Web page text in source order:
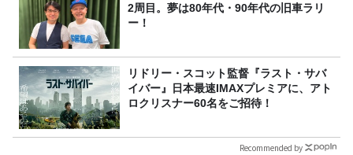
2周目。夢は80年代・90年代の旧車ラリ
ー！
リドリー・スコット監督『ラスト・サバ
イバー』日本最速IMAXプレミアに、アト
ロクリスナー60名をご招待！
Recommended by